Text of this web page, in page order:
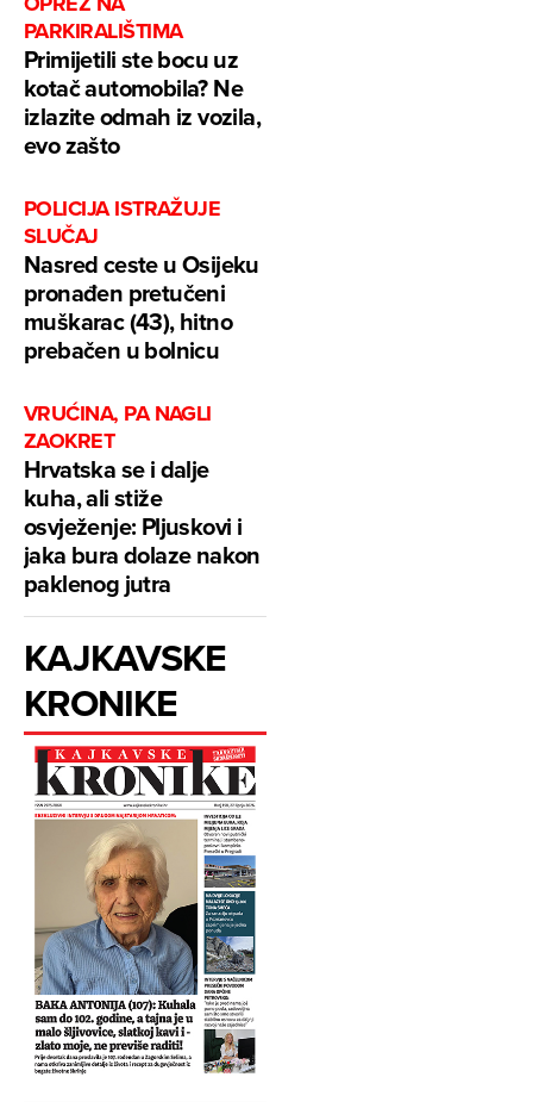
PARKIRALIŠTIMA
Primijetili ste bocu uz
kotač automobila? Ne
izlazite odmah iz vozila,
evo zašto
POLICIJA ISTRAŽUJE
SLUČAJ
Nasred ceste u Osijeku
pronađen pretučeni
muškarac (43), hitno
prebačen u bolnicu
VRUĆINA, PA NAGLI
ZAOKRET
Hrvatska se i dalje
kuha, ali stiže
osvježenje: Pljuskovi i
jaka bura dolaze nakon
paklenog jutra
KAJKAVSKE
KRONIKE